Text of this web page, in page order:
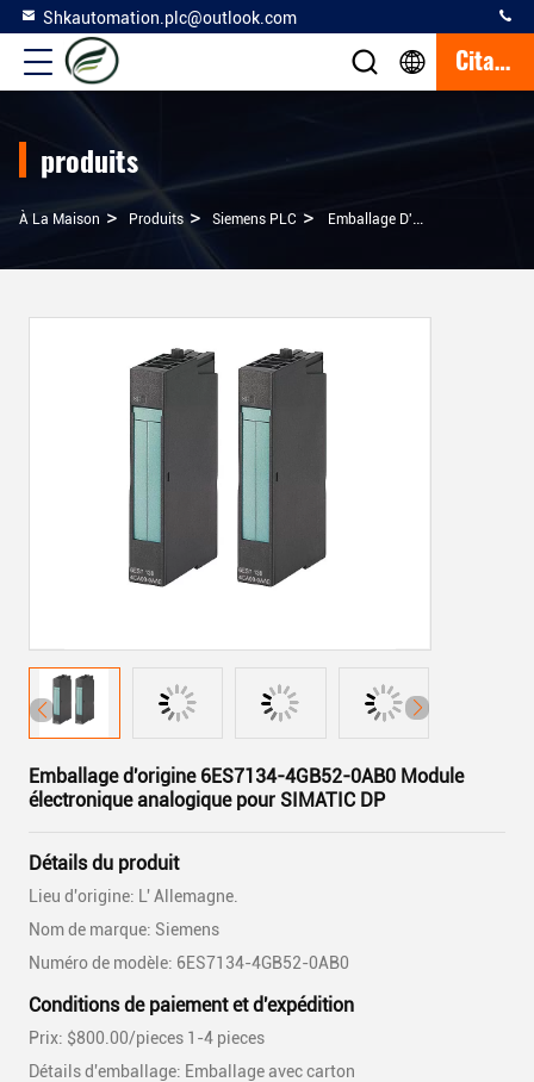
Shkautomation.plc@outlook.com
Citation
produits
À La Maison > Produits > Siemens PLC > Emballage D'origine 6ES7134-4GB52-0AB0 Module Électronique Analogique Pour SIMATIC DP
Emballage d'origine 6ES7134-4GB52-0AB0 Module
électronique analogique pour SIMATIC DP
Détails du produit
Lieu d'origine: L' Allemagne.
Nom de marque: Siemens
Numéro de modèle: 6ES7134-4GB52-0AB0
Conditions de paiement et d'expédition
Prix: $800.00/pieces 1-4 pieces
Détails d'emballage: Emballage avec carton